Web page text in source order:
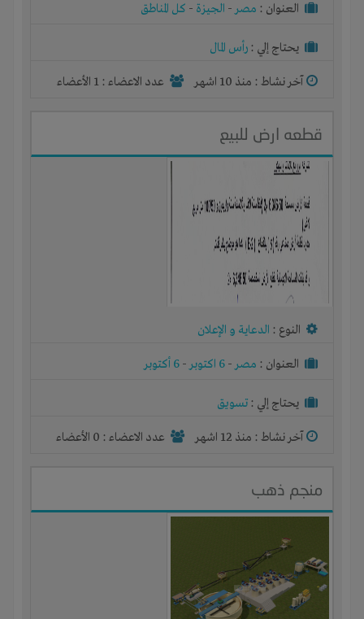
العنوان : مصر- الجيزة - كل المناطق
يحتاج إلي : رأس المال
آخر نشاط : منذ 10 اشهر عدد الاعضاء : 1 الأعضاء
قطعه ارض للبيع
النوع : الدعاية و الإعلان
العنوان : مصر- 6 اكتوبر - 6 أكتوبر
يحتاج إلي : تسويق
آخر نشاط : منذ 12 اشهر عدد الاعضاء : 0 الأعضاء
منجم ذهب